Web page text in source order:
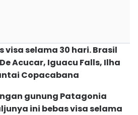
visa selama 30 hari. Brasil
Acucar, Iguacu Falls, Ilha
Copacabana
gunung Patagonia
ini bebas visa selama